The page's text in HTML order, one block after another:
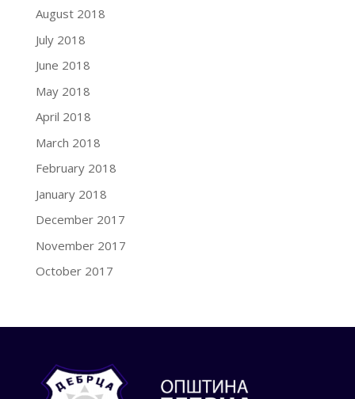
August 2018
July 2018
June 2018
May 2018
April 2018
March 2018
February 2018
January 2018
December 2017
November 2017
October 2017